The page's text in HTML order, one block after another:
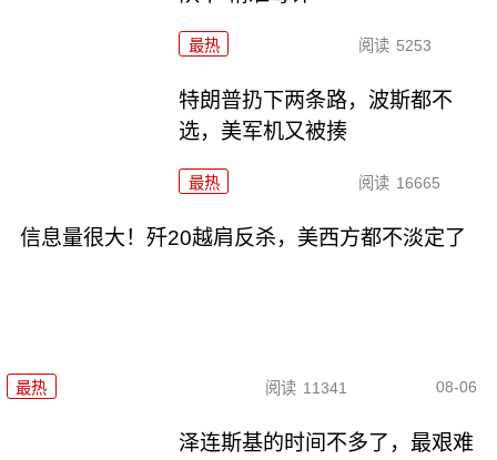
最热 阅读 5253
特朗普扔下两条路，波斯都不
选，美军机又被揍
最热 阅读 16665
信息量很大！歼20越肩反杀，美西方都不淡定了
最热 阅读 11341 08-06
泽连斯基的时间不多了，最艰难